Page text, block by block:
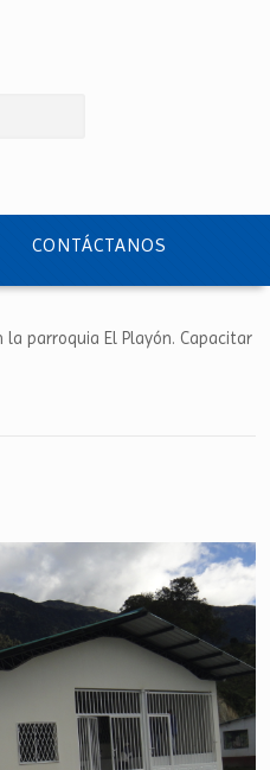
CONTÁCTANOS
parroquia El Playón. Capacitar